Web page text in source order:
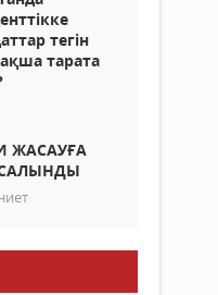
тегін
тарата
ЖАСАУҒА